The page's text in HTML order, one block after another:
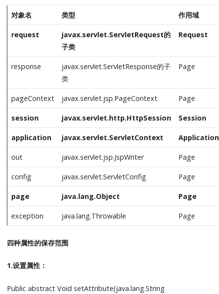
对象名 类型 作用域
request
javax.servlet.ServletRequest的
子类
Request
response
javax.servlet.ServletResponse的子
类
Page
pageContext javax.servlet.jsp.PageContext Page
session javax.servlet.http.HttpSession Session
application javax.servlet.ServletContext Application
out javax.servlet.jsp.JspWriter Page
config javax.servlet.ServletConfig Page
page java.lang.Object Page
exception java.lang.Throwable Page
四种属性的保存范围
1.设置属性：
Public abstract Void setAttribute(java.lang.String